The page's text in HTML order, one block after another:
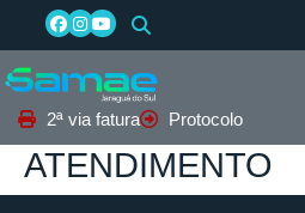
2ª via fatura Protocolo
ATENDIMENTO